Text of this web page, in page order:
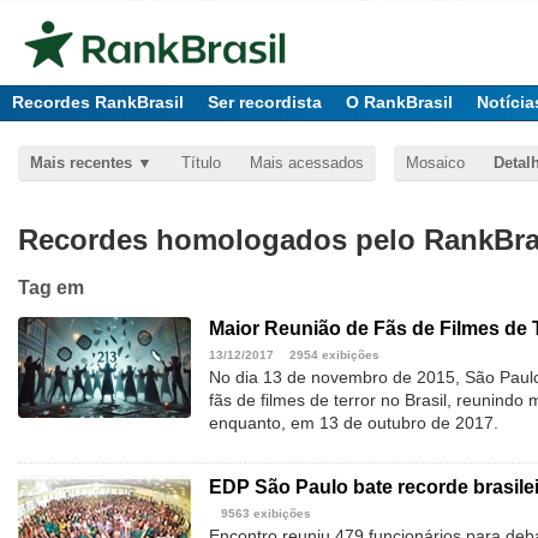
Recordes RankBrasil Ser recordista O RankBrasil
Mais recentes Título Mais acessados Mosaico
Recordes homologados pelo
Tag em
Maior Reunião de Fãs de Filmes de
13/12/2017 2954 exibições
No dia 13 de novembro de 2015, São
fãs de filmes de terror no Brasil, reunindo
enquanto, em 13 de outubro de 2017.
EDP São Paulo bate recorde
9563 exibições